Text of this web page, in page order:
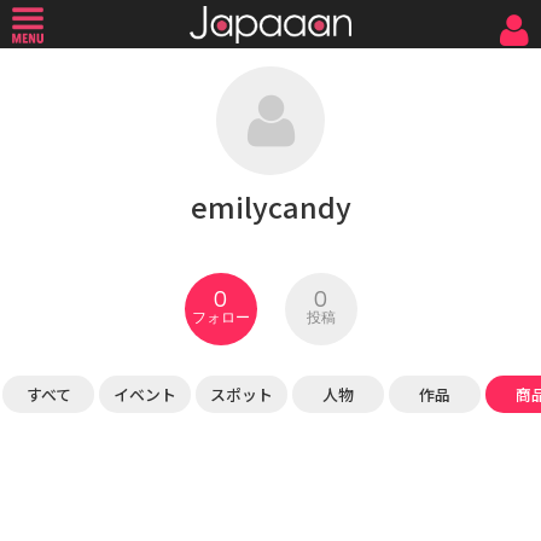
emilycandy
0
フォロー
0
投稿
すべて イベント スポット 人物 作品 商